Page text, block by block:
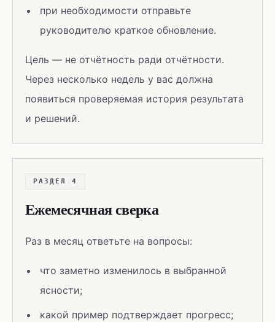
при необходимости отправьте
руководителю краткое обновление.
Цель — не отчётность ради отчётности.
Через несколько недель у вас должна
появиться проверяемая история результата
и решений.
РАЗДЕЛ 4
Ежемесячная сверка
Раз в месяц ответьте на вопросы:
что заметно изменилось в выбранной
ясности;
какой пример подтверждает прогресс;